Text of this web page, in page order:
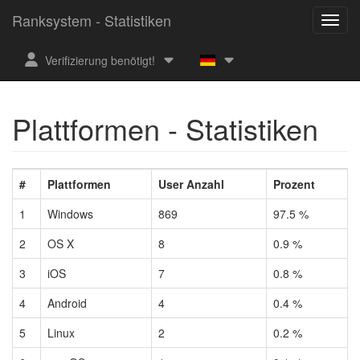
Ranksystem - Statistiken
Verifizierung benötigt!
Plattformen - Statistiken
# Plattformen User Anzahl
Prozent
1
Windows 869
97.5 %
2
OS X 8
0.9 %
3
iOS 7
0.8 %
4
Android 4
0.4 %
5
Linux 2
0.2 %